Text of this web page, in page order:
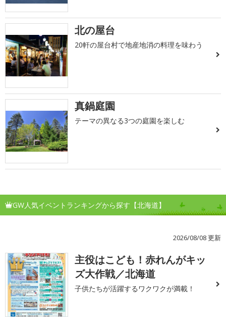
北の屋台
20軒の屋台村で地産地消の料理を味わう
真鍋庭園
テーマの異なる3つの庭園を楽しむ
GW人気イベントランキングから探す【北海道】
2026/08/08 更新
1
主役はこども！赤れんがキッ
ズ大作戦／北海道
子供たちが活躍するワクワクが満載！